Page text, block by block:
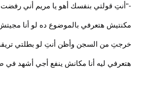
-"أنتِ قولتي بنفسك أهو يا مريم أني
مكنتيش هتعرفي بالموضوع ده لو أنا
خرجتِ من السجن وأظن أنتِ لو بطلتي
هتعرفي ليه أنا مكانش ينفع أجي أشهد في